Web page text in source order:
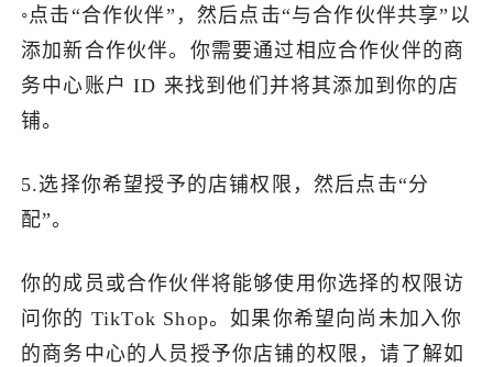
◦点击“合作伙伴”，然后点击“与合作伙伴共享”以
添加新合作伙伴。你需要通过相应合作伙伴的商
务中心账户 ID 来找到他们并将其添加到你的店
铺。
5.选择你希望授予的店铺权限，然后点击“分
配”。
你的成员或合作伙伴将能够使用你选择的权限访
问你的 TikTok Shop。如果你希望向尚未加入你
的商务中心的人员授予你店铺的权限，请了解如